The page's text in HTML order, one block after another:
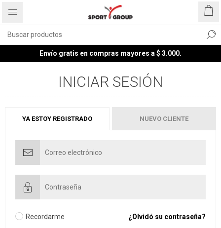
Envío gratis en compras mayores a $ 3.000.
INICIAR SESIÓN
YA ESTOY REGISTRADO NUEVO CLIENTE
Recordarme ¿Olvidó su contraseña?